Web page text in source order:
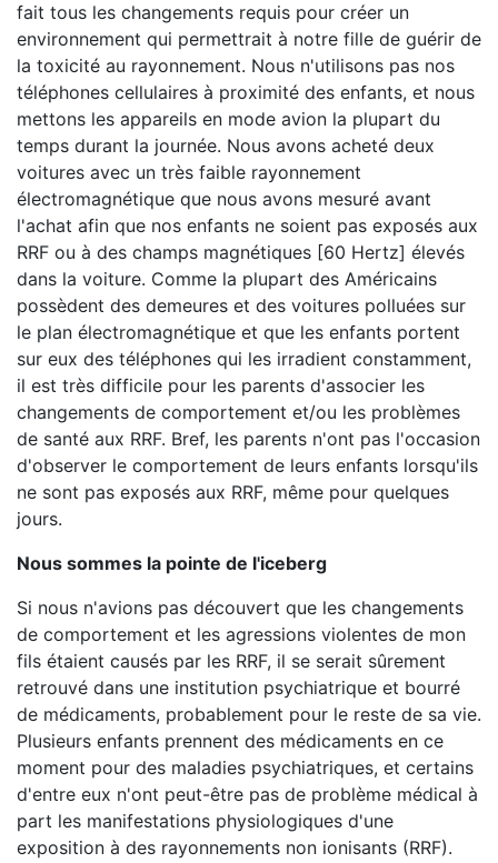
fait tous les changements requis pour créer un
environnement qui permettrait à notre fille de guérir de
la toxicité au rayonnement. Nous n'utilisons pas nos
téléphones cellulaires à proximité des enfants, et nous
mettons les appareils en mode avion la plupart du
temps durant la journée. Nous avons acheté deux
voitures avec un très faible rayonnement
électromagnétique que nous avons mesuré avant
l'achat afin que nos enfants ne soient pas exposés aux
RRF ou à des champs magnétiques [60 Hertz] élevés
dans la voiture. Comme la plupart des Américains
possèdent des demeures et des voitures polluées sur
le plan électromagnétique et que les enfants portent
sur eux des téléphones qui les irradient constamment,
il est très difficile pour les parents d'associer les
changements de comportement et/ou les problèmes
de santé aux RRF. Bref, les parents n'ont pas l'occasion
d'observer le comportement de leurs enfants lorsqu'ils
ne sont pas exposés aux RRF, même pour quelques
jours.
Nous sommes la pointe de l'iceberg
Si nous n'avions pas découvert que les changements
de comportement et les agressions violentes de mon
fils étaient causés par les RRF, il se serait sûrement
retrouvé dans une institution psychiatrique et bourré
de médicaments, probablement pour le reste de sa vie.
Plusieurs enfants prennent des médicaments en ce
moment pour des maladies psychiatriques, et certains
d'entre eux n'ont peut-être pas de problème médical à
part les manifestations physiologiques d'une
exposition à des rayonnements non ionisants (RRF).